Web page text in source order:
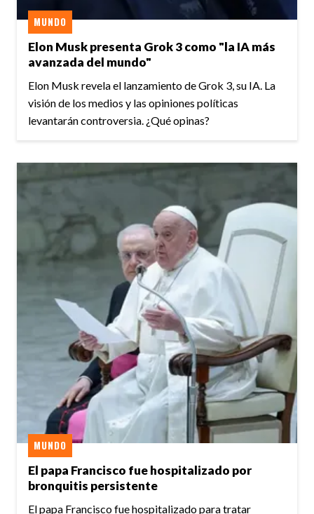
Elon Musk presenta Grok 3 como "la IA más
avanzada del mundo"
MUNDO
Elon Musk revela el lanzamiento de Grok 3, su IA. La
visión de los medios y las opiniones políticas
levantarán controversia. ¿Qué opinas?
El papa Francisco fue hospitalizado por
bronquitis persistente
MUNDO
El papa Francisco fue hospitalizado para tratar